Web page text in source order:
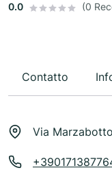
0.0 (0
Contatto
Via